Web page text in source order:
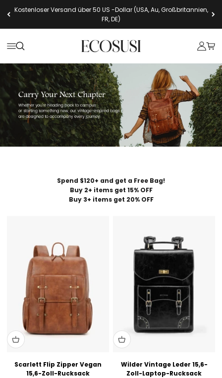
Kostenloser Versand über 50 US -Dollar (USA, Au, Großbritannien,
FR, DE)
Navigationsmenü öffnen
Suche öffnen Ecosusi
Spend $120+ and get a Free Bag!
Buy 2+ items get 15% OFF
Buy 3+ items get 20% OFF
Scarlett Flip Zipper Vegan
15,6-Zoll-Rucksack
Wilder Vintage Leder 15,6-
Zoll-Laptop-Rucksack